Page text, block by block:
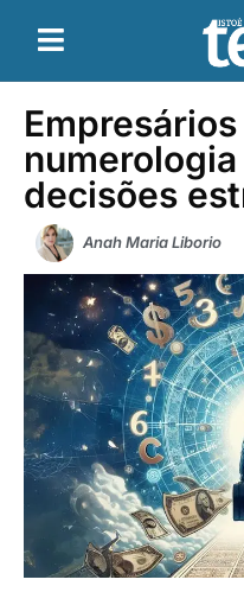
decisões
Anah Maria Liborio